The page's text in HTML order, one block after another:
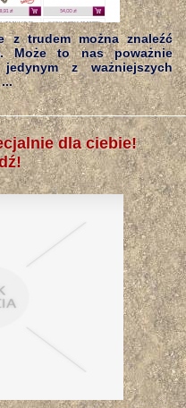
z trudem można znaleźć
Może to nas poważnie
z ważniejszych
dla ciebie!